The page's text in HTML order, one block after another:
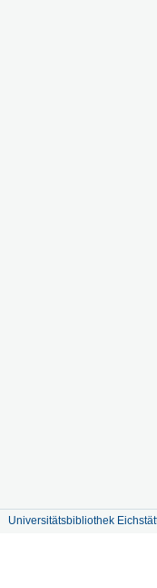
Universitätsbibliothek